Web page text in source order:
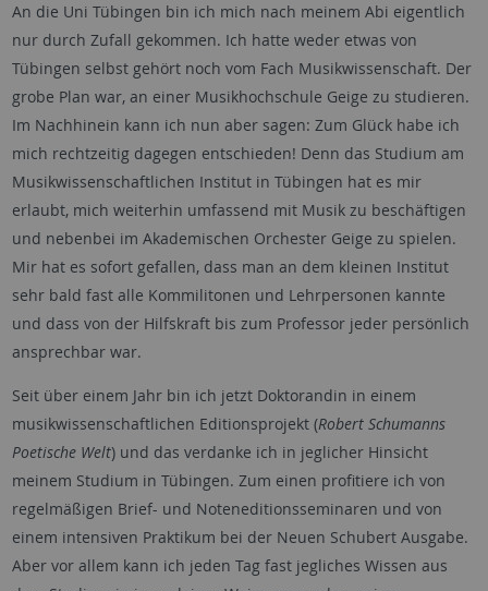
An die Uni Tübingen bin ich mich nach meinem Abi eigentlich
nur durch Zufall gekommen. Ich hatte weder etwas von
Tübingen selbst gehört noch vom Fach Musikwissenschaft. Der
grobe Plan war, an einer Musikhochschule Geige zu studieren.
Im Nachhinein kann ich nun aber sagen: Zum Glück habe ich
mich rechtzeitig dagegen entschieden! Denn das Studium am
Musikwissenschaftlichen Institut in Tübingen hat es mir
erlaubt, mich weiterhin umfassend mit Musik zu beschäftigen
und nebenbei im Akademischen Orchester Geige zu spielen.
Mir hat es sofort gefallen, dass man an dem kleinen Institut
sehr bald fast alle Kommilitonen und Lehrpersonen kannte
und dass von der Hilfskraft bis zum Professor jeder persönlich
ansprechbar war.
Seit über einem Jahr bin ich jetzt Doktorandin in einem
musikwissenschaftlichen Editionsprojekt (Robert Schumanns
Poetische Welt) und das verdanke ich in jeglicher Hinsicht
meinem Studium in Tübingen. Zum einen profitiere ich von
regelmäßigen Brief- und Noteneditionsseminaren und von
einem intensiven Praktikum bei der Neuen Schubert Ausgabe.
Aber vor allem kann ich jeden Tag fast jegliches Wissen aus